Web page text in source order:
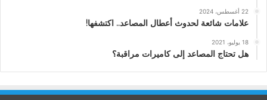
22 أغسطس، 2024
علامات شائعة لحدوث أعطال المصاعد.. اكتشفها!
18 يوليو، 2021
هل تحتاج المصاعد إلى كاميرات مراقبة؟